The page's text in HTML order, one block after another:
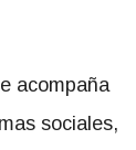
acompaña
sociales,